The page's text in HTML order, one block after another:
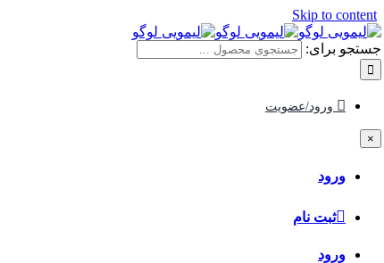
Skip to content
جستجو برای:
ورود/عضویت
×
ورود
ثبت نام
ورود